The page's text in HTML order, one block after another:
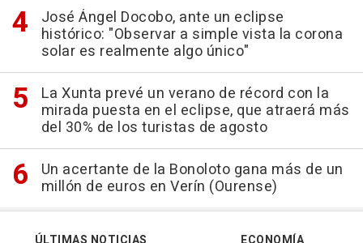
José Ángel Docobo, ante un eclipse
histórico: "Observar a simple vista la corona
solar es realmente algo único"
La Xunta prevé un verano de récord con la
mirada puesta en el eclipse, que atraerá más
del 30% de los turistas de agosto
Un acertante de la Bonoloto gana más de un
millón de euros en Verín (Ourense)